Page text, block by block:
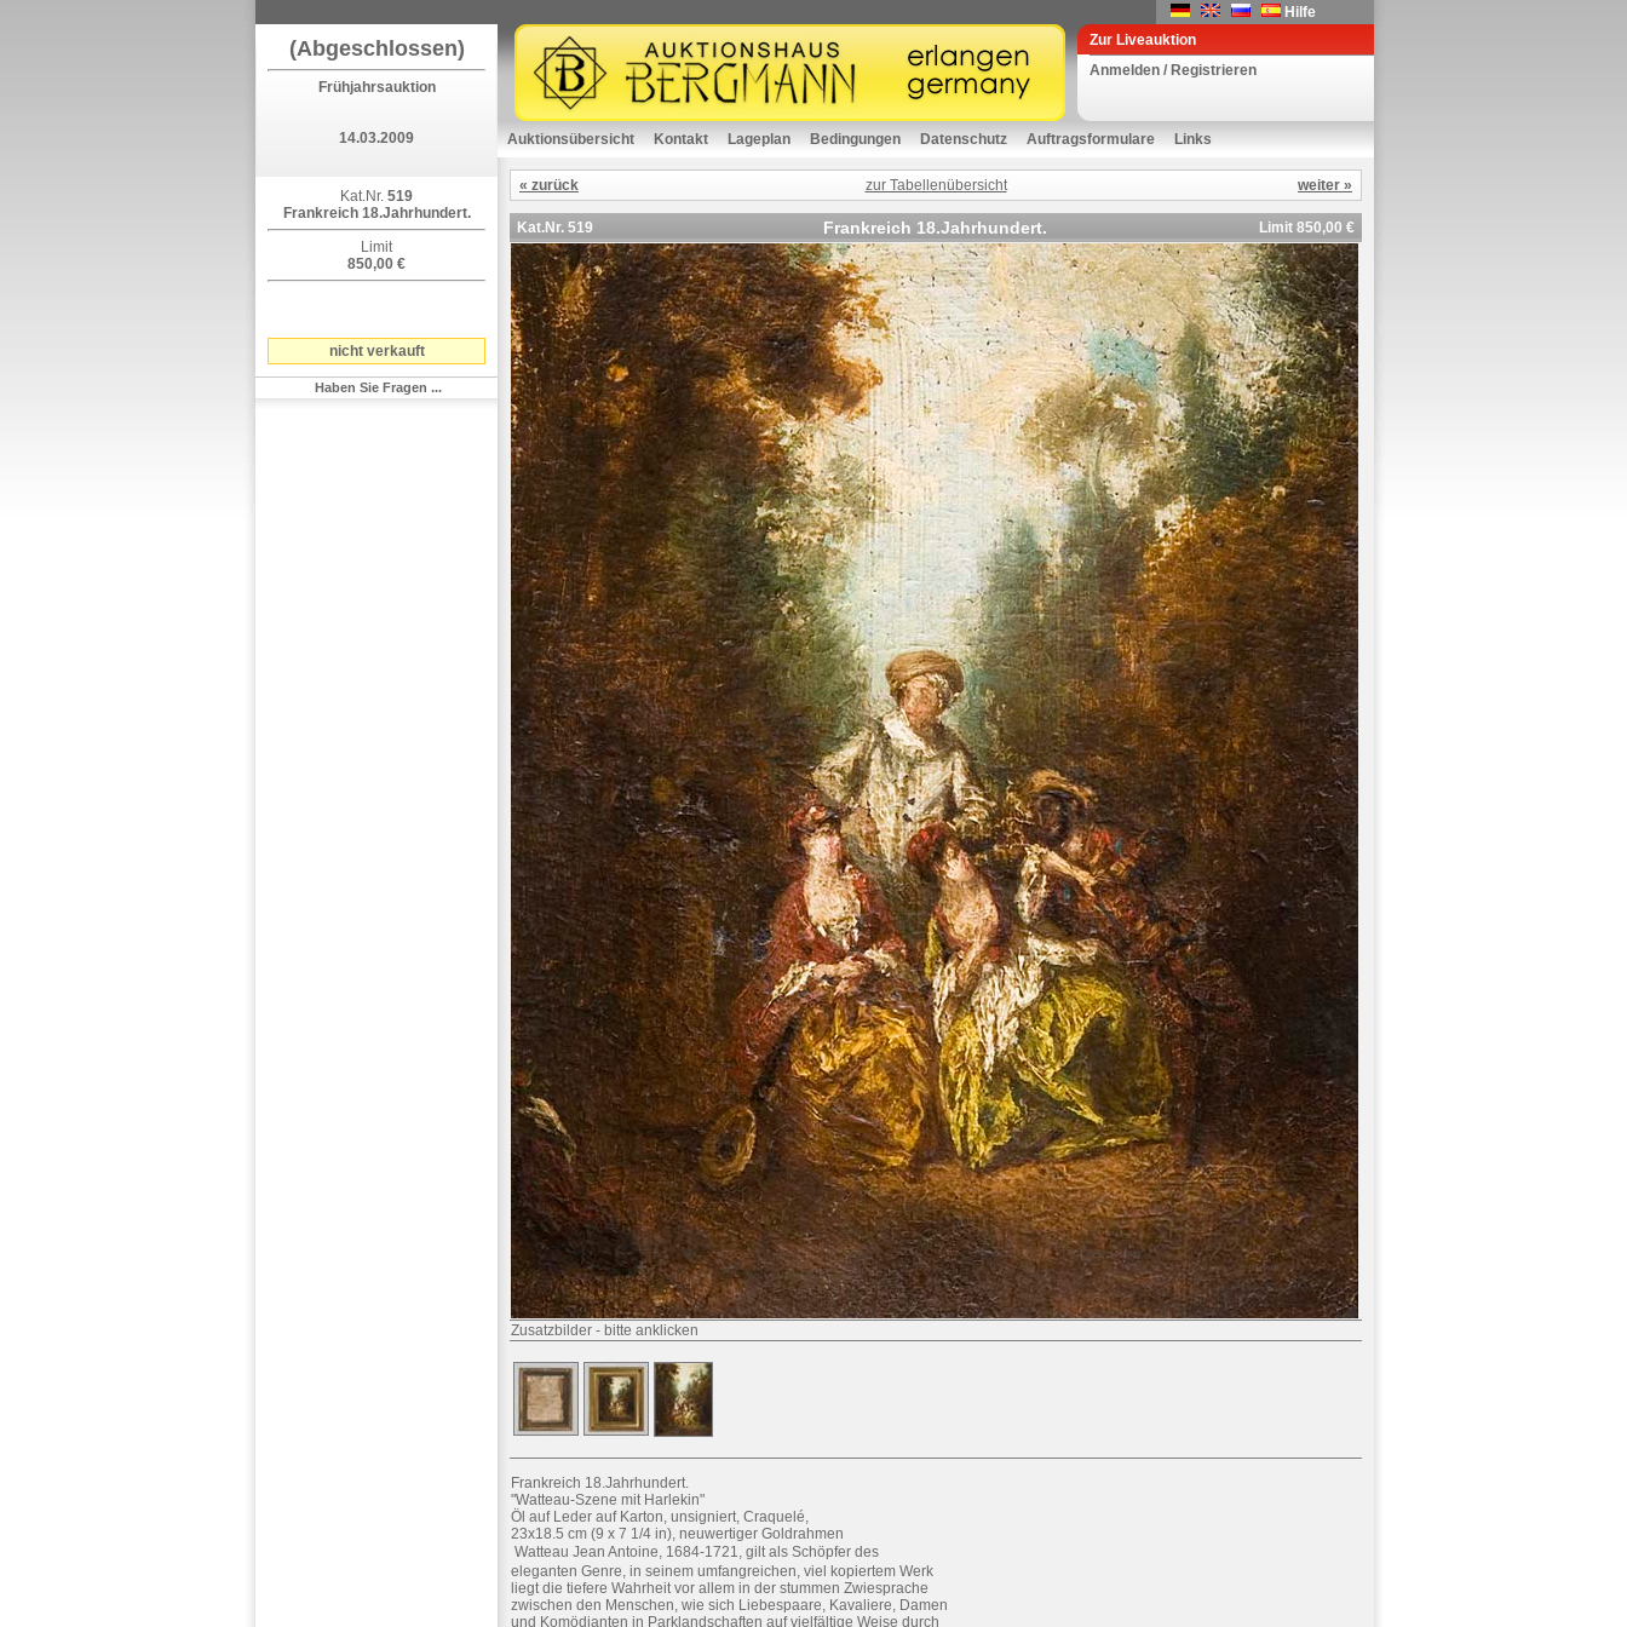
Hilfe
(Abgeschlossen)
Frühjahrsauktion
14.03.2009
Kat.Nr. 519
Frankreich 18.Jahrhundert.
Limit
850,00 €
nicht verkauft
Haben Sie Fragen ...
Zur Liveauktion
Anmelden / Registrieren
Auktionsübersicht Kontakt Lageplan Bedingungen Datenschutz Auftragsformulare Links
« zurück zur Tabellenübersicht weiter »
Kat.Nr. 519 Frankreich 18.Jahrhundert. Limit 850,00 €
Zusatzbilder - bitte anklicken
Frankreich 18.Jahrhundert.
"Watteau-Szene mit Harlekin"
Öl auf Leder auf Karton, unsigniert, Craquelé,
23x18.5 cm (9 x 7 1/4 in), neuwertiger Goldrahmen
 Watteau Jean Antoine, 1684-1721, gilt als Schöpfer des
eleganten Genre, in seinem umfangreichen, viel kopiertem Werk
liegt die tiefere Wahrheit vor allem in der stummen Zwiesprache
zwischen den Menschen, wie sich Liebespaare, Kavaliere, Damen
und Komödianten in Parklandschaften auf vielfältige Weise durch